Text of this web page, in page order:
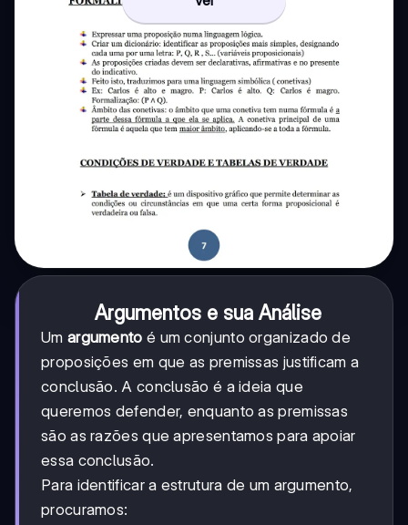
Argumentos e sua Análise
Um argumento é um conjunto organizado de
proposições em que as premissas justificam a
conclusão. A conclusão é a ideia que
queremos defender, enquanto as premissas
são as razões que apresentamos para apoiar
essa conclusão.
Para identificar a estrutura de um argumento,
procuramos: